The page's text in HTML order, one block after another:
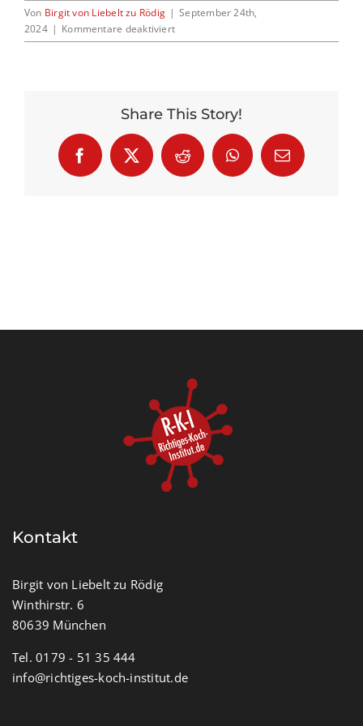
Von Birgit von Liebelt zu Rödig | September 24th,
2024 | Kommentare deaktiviertfür
Img
Share This Story!
Facebook
X Reddit WhatsApp
E-
Mail
Kontakt
Birgit von Liebelt zu Rödig
Winthirstr. 6
80639 München
Tel. 0179 - 51 35 444
info@richtiges-koch-institut.de